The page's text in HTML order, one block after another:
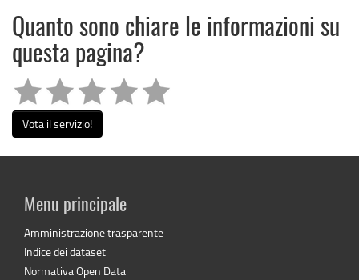
Quanto sono chiare le informazioni su
questa pagina?
Vota il servizio!
Menu principale
Amministrazione trasparente
Indice dei dataset
Normativa Open Data